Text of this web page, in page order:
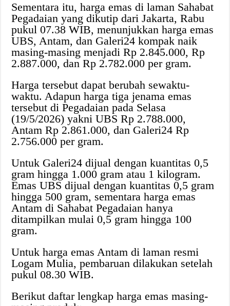
Sementara itu, harga emas di laman Sahabat
Pegadaian yang dikutip dari Jakarta, Rabu
pukul 07.38 WIB, menunjukkan harga emas
UBS, Antam, dan Galeri24 kompak naik
masing-masing menjadi Rp 2.845.000, Rp
2.887.000, dan Rp 2.782.000 per gram.
Harga tersebut dapat berubah sewaktu-
waktu. Adapun harga tiga jenama emas
tersebut di Pegadaian pada Selasa
(19/5/2026) yakni UBS Rp 2.788.000,
Antam Rp 2.861.000, dan Galeri24 Rp
2.756.000 per gram.
Untuk Galeri24 dijual dengan kuantitas 0,5
gram hingga 1.000 gram atau 1 kilogram.
Emas UBS dijual dengan kuantitas 0,5 gram
hingga 500 gram, sementara harga emas
Antam di Sahabat Pegadaian hanya
ditampilkan mulai 0,5 gram hingga 100
gram.
Untuk harga emas Antam di laman resmi
Logam Mulia, pembaruan dilakukan setelah
pukul 08.30 WIB.
Berikut daftar lengkap harga emas masing-